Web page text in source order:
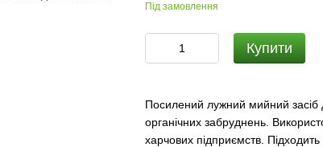
Під замовлення
Купити
Посилений лужний мийний засіб
органічних забруднень.
харчових підприємств.